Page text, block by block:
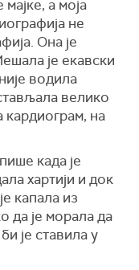
а моја
не
Она је
је екавски
водила
велико
на
када је
хартији и док
капала из
да је морала да
је ставила у